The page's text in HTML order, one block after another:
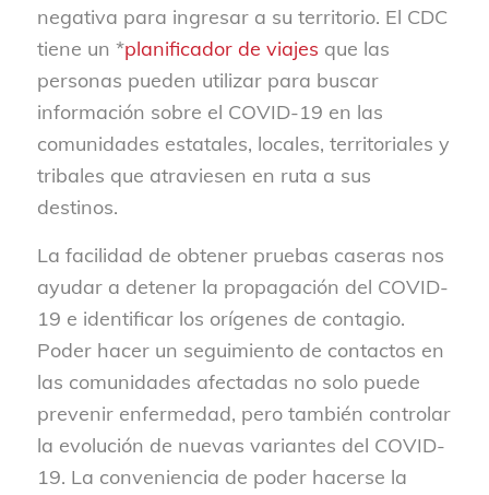
negativa para ingresar a su territorio. El CDC
tiene un *planificador de viajes que las
personas pueden utilizar para buscar
información sobre el COVID-19 en las
comunidades estatales, locales, territoriales y
tribales que atraviesen en ruta a sus
destinos.
La facilidad de obtener pruebas caseras nos
ayudar a detener la propagación del COVID-
19 e identificar los orígenes de contagio.
Poder hacer un seguimiento de contactos en
las comunidades afectadas no solo puede
prevenir enfermedad, pero también controlar
la evolución de nuevas variantes del COVID-
19. La conveniencia de poder hacerse la